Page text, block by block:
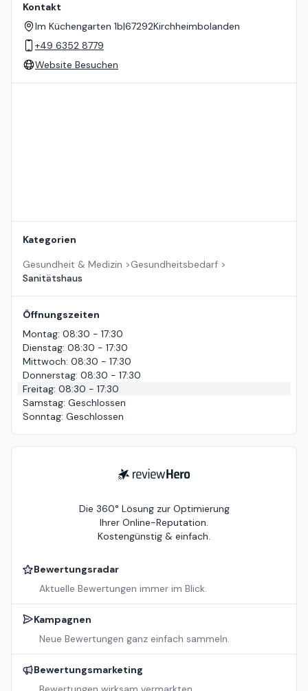
Kontakt
Im Küchengarten 1b|67292Kirchheimbolanden
+49 6352 8779
Website Besuchen
Kategorien
Gesundheit & Medizin >Gesundheitsbedarf >
Sanitätshaus
Öffnungszeiten
Montag: 08:30 - 17:30
Dienstag: 08:30 - 17:30
Mittwoch: 08:30 - 17:30
Donnerstag: 08:30 - 17:30
Freitag: 08:30 - 17:30
Samstag: Geschlossen
Sonntag: Geschlossen
ReviewHero
Die 360° Lösung zur Optimierung
Ihrer Online-Reputation.
Kostengünstig & einfach.
Bewertungsradar
Aktuelle Bewertungen immer im Blick.
Kampagnen
Neue Bewertungen ganz einfach sammeln.
Bewertungsmarketing